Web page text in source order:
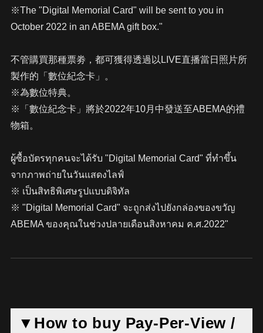
※The "Digital Memorial Card" will be sent to you in
October 2022 in an ABEMA gift box."
不管購買那種票劵，都可獲得透過以LIVE直播當日照片所
製作的「數位紀念卡」。
※為數位特典。
※「數位紀念卡」將於2022年10月中發送至ABEMA的禮
物箱。
ผู้ซื้อบัตรทุกคนจะได้รับ "Digital Memorial Card" ที่ทำขึ้น
จากภาพถ่ายในวันแสดงไลฟ์
※ เป็นสิทธิพิเศษรูปแบบดิจิทัล
※ "Digital Memorial Card" จะถูกส่งไปยังกล่องของขวัญ
ABEMA ของคุณในช่วงปลายเดือนสิงหาคม ค.ศ.2022"
▼How to buy Pay-Per-View /